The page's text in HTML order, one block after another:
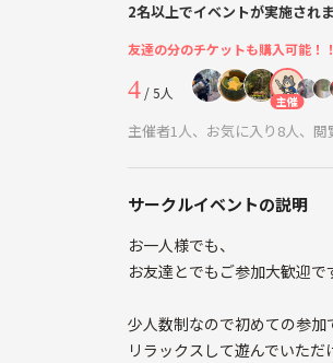
2名以上でイベントが実施され
友達の分のチケットも購入可能！！
4/ 5人 主催
主催者1人、お気に入り8人、閲
サークルイベントの説明
お一人様でも、
お友達とでもご参加大歓迎で
少人数制なので初めての参加
リラックスして遊んでいた